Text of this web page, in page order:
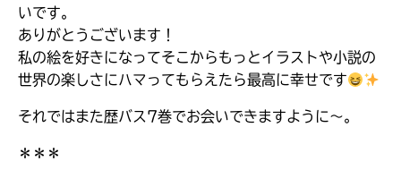
Loading
いです。
ありがとうございます！
私の絵を好きになってそこからもっとイラストや小説の
世界の楽しさにハマってもらえたら最高に幸せです
それではまた歴バス7巻でお会いできますように〜。
＊＊＊
入
力
容